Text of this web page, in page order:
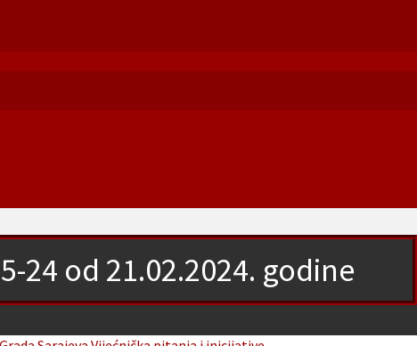
24 od 21.02.2024. godine